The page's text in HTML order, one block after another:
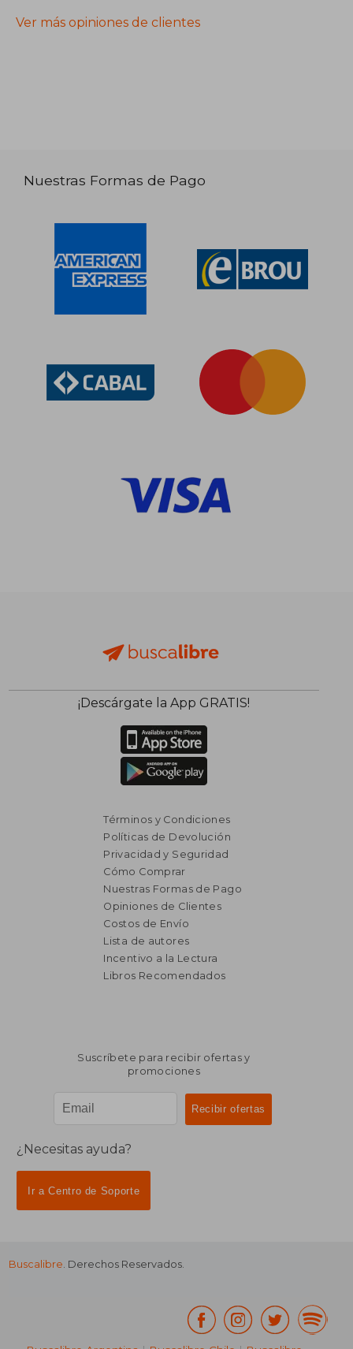
Ver más opiniones de clientes
Nuestras Formas de Pago
¡Descárgate la App GRATIS!
Términos y Condiciones
Políticas de Devolución
Privacidad y Seguridad
Cómo Comprar
Nuestras Formas de Pago
Opiniones de Clientes
Costos de Envío
Lista de autores
Incentivo a la Lectura
Libros Recomendados
Suscríbete para recibir ofertas y
promociones
¿Necesitas ayuda?
Ir a Centro de Soporte
Buscalibre. Derechos Reservados.